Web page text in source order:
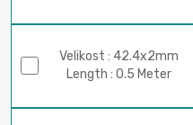
Velikost : 42.4x2mm
Length : 0.5 Meter